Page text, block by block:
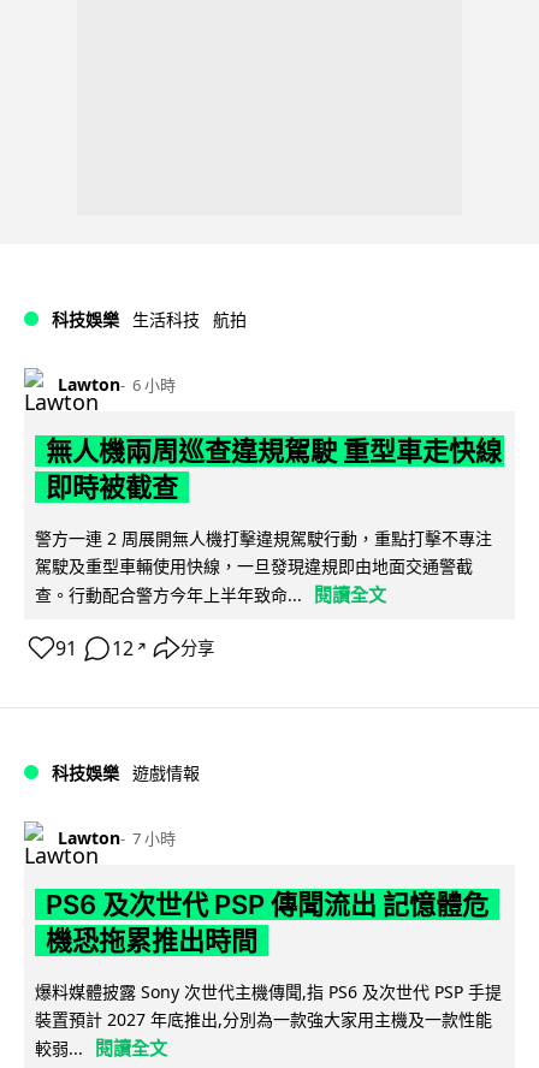
科技娛樂 生活科技 航拍
Lawton 6 小時
無人機兩周巡查違規駕駛 重型車走快線
即時被截查
警方一連 2 周展開無人機打擊違規駕駛行動，重點打擊不專注
駕駛及重型車輛使用快線，一旦發現違規即由地面交通警截
查。行動配合警方今年上半年致命...
閱讀全文
91 12 ↗ 分享
科技娛樂 遊戲情報
Lawton 7 小時
PS6 及次世代 PSP 傳聞流出 記憶體危
機恐拖累推出時間
爆料媒體披露 Sony 次世代主機傳聞,指 PS6 及次世代 PSP 手提
裝置預計 2027 年底推出,分別為一款強大家用主機及一款性能
較弱...
閱讀全文